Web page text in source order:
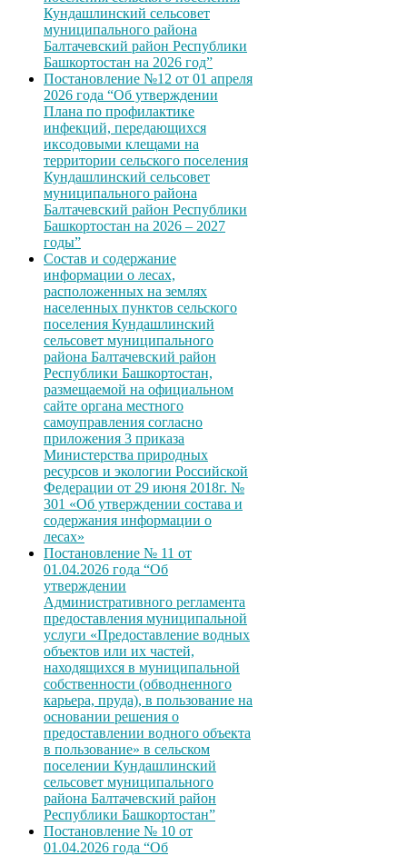
Кундашлинский сельсовет
муниципального района
Балтачевский район Республики
Башкортостан на 2026 год”
Постановление №12 от 01 апреля
2026 года “Об утверждении
Плана по профилактике
инфекций, передающихся
иксодовыми клещами на
территории сельского поселения
Кундашлинский сельсовет
муниципального района
Балтачевский район Республики
Башкортостан на 2026 – 2027
годы”
Состав и содержание
информации о лесах,
расположенных на землях
населенных пунктов сельского
поселения Кундашлинский
сельсовет муниципального
района Балтачевский район
Республики Башкортостан,
размещаемой на официальном
сайте органа местного
самоуправления согласно
приложения 3 приказа
Министерства природных
ресурсов и экологии Российской
Федерации от 29 июня 2018г. №
301 «Об утверждении состава и
содержания информации о
лесах»
Постановление № 11 от
01.04.2026 года “Об
утверждении
Административного регламента
предоставления муниципальной
услуги «Предоставление водных
объектов или их частей,
находящихся в муниципальной
собственности (обводненного
карьера, пруда), в пользование на
основании решения о
предоставлении водного объекта
в пользование» в сельском
поселении Кундашлинский
сельсовет муниципального
района Балтачевский район
Республики Башкортостан”
Постановление № 10 от
01.04.2026 года “Об